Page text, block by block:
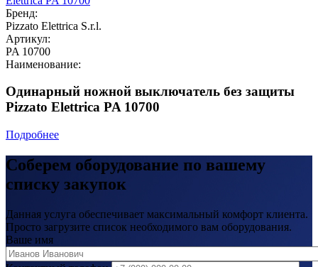
Бренд:
Pizzato Elettrica S.r.l.
Артикул:
PA 10700
Наименование:
Одинарный ножной выключатель без защиты
Pizzato Elettrica PA 10700
Подробнее
Соберем оборудование по вашему
списку закупок
Данная услуга обеспечивает максимальный комфорт клиента.
Просто загрузите список необходимого вам оборудования.
Ваше имя